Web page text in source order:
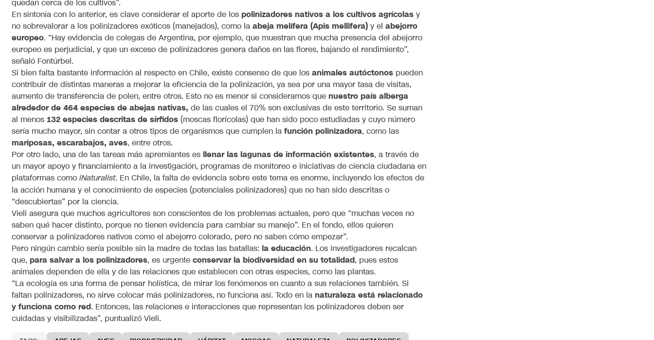
quedan cerca de los cultivos”.
En sintonía con lo anterior, es clave considerar el aporte de los polinizadores nativos a los cultivos agrícolas y
no sobrevalorar a los polinizadores exóticos (manejados), como la abeja melífera (Apis mellifera) y el abejorro
europeo. “Hay evidencia de colegas de Argentina, por ejemplo, que muestran que mucha presencia del abejorro
europeo es perjudicial, y que un exceso de polinizadores genera daños en las flores, bajando el rendimiento”,
señaló Fontúrbel.
Si bien falta bastante información al respecto en Chile, existe consenso de que los animales autóctonos pueden
contribuir de distintas maneras a mejorar la eficiencia de la polinización, ya sea por una mayor tasa de visitas,
aumento de transferencia de polen, entre otros. Esto no es menor si consideramos que nuestro país alberga
alrededor de 464 especies de abejas nativas, de las cuales el 70% son exclusivas de este territorio. Se suman
al menos 132 especies descritas de sírfidos (moscas florícolas) que han sido poco estudiadas y cuyo número
sería mucho mayor, sin contar a otros tipos de organismos que cumplen la función polinizadora, como las
mariposas, escarabajos, aves, entre otros.
Por otro lado, una de las tareas más apremiantes es llenar las lagunas de información existentes, a través de
un mayor apoyo y financiamiento a la investigación, programas de monitoreo e iniciativas de ciencia ciudadana en
plataformas como iNaturalist. En Chile, la falta de evidencia sobre este tema es enorme, incluyendo los efectos de
la acción humana y el conocimiento de especies (potenciales polinizadores) que no han sido descritas o
“descubiertas” por la ciencia.
Vieli asegura que muchos agricultores son conscientes de los problemas actuales, pero que “muchas veces no
saben qué hacer distinto, porque no tienen evidencia para cambiar su manejo”. En el fondo, ellos quieren
conservar a polinizadores nativos como el abejorro colorado, pero no saben cómo empezar”.
Pero ningún cambio sería posible sin la madre de todas las batallas: la educación. Los investigadores recalcan
que, para salvar a los polinizadores, es urgente conservar la biodiversidad en su totalidad, pues estos
animales dependen de ella y de las relaciones que establecen con otras especies, como las plantas.
“La ecología es una forma de pensar holística, de mirar los fenómenos en cuanto a sus relaciones también. Si
faltan polinizadores, no sirve colocar más polinizadores, no funciona así. Todo en la naturaleza está relacionado
y funciona como red. Entonces, las relaciones e interacciones que representan los polinizadores deben ser
cuidadas y visibilizadas”, puntualizó Vieli.